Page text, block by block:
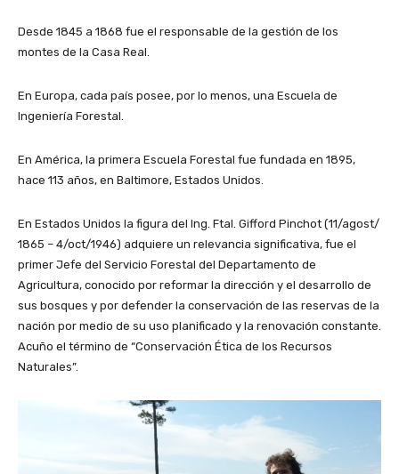
Desde 1845 a 1868 fue el responsable de la gestión de los
montes de la Casa Real.
En Europa, cada país posee, por lo menos, una Escuela de
Ingeniería Forestal.
En América, la primera Escuela Forestal fue fundada en 1895,
hace 113 años, en Baltimore, Estados Unidos.
En Estados Unidos la figura del Ing. Ftal. Gifford Pinchot (11/agost/
1865 – 4/oct/1946) adquiere un relevancia significativa, fue el
primer Jefe del Servicio Forestal del Departamento de
Agricultura, conocido por reformar la dirección y el desarrollo de
sus bosques y por defender la conservación de las reservas de la
nación por medio de su uso planificado y la renovación constante.
Acuño el término de “Conservación Ética de los Recursos
Naturales”.